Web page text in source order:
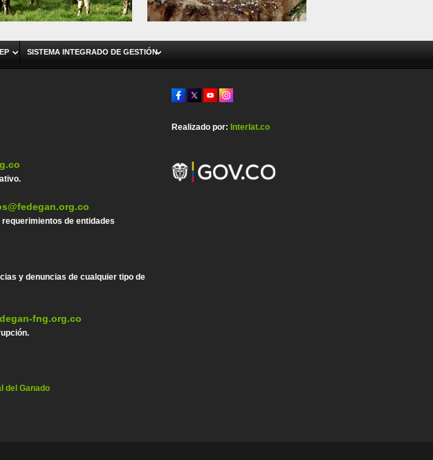
SISTEMA INTEGRADO DE GESTIÓN
de entidades
y denuncias de cualquier tipo de
fng.org.co
del Ganado
Realizado por:Interlat.co